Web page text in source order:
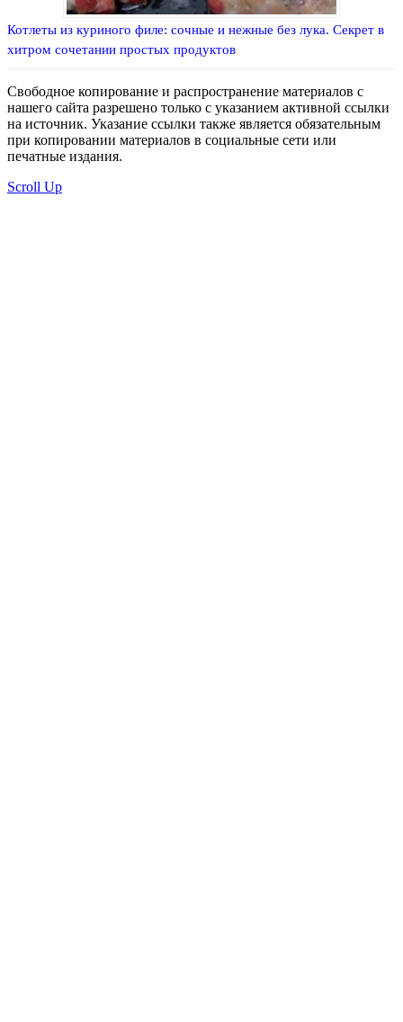
Котлеты из куриного филе: сочные и нежные без лука. Секрет в
хитром сочетании простых продуктов
Свободное копирование и распространение материалов с
нашего сайта разрешено только с указанием активной ссылки
на источник. Указание ссылки также является обязательным
при копировании материалов в социальные сети или
печатные издания.
Scroll Up